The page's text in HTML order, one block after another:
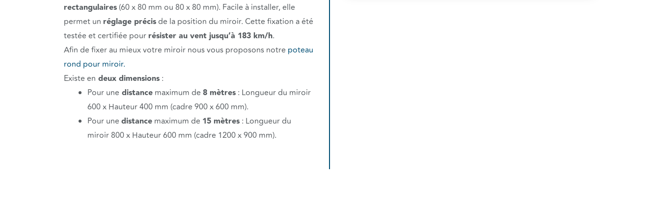
rectangulaires (60 x 80 mm ou 80 x 80 mm). Facile à installer, elle
permet un réglage précisde la position du miroir. Cette fixation a été
testée et certifiée pourrésister au vent jusqu’à 183 km/h.
Afin de fixer au mieux votre miroir nous vous proposons notre poteau
rond pour miroir.
Existe en deux dimensions :
Pour une distance maximum de 8 mètres : Longueur du miroir
600 x Hauteur 400 mm (cadre 900 x 600 mm).
Pour une distance maximum de 15 mètres : Longueur du
miroir 800 x Hauteur 600 mm (cadre 1200 x 900 mm).